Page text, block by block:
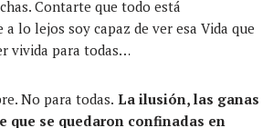
. Contarte que todo está
a lo lejos soy capaz de ver esa Vida que
vivida para todas…
No para todas. La ilusión, las ganas
que se quedaron confinadas en